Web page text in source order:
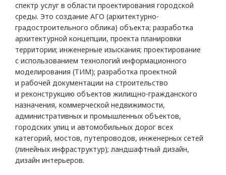
спектр услуг в области проектирования городской
среды. Это создание АГО (архитектурно-
градостроительного облика) объекта; разработка
архитектурной концепции, проекта планировки
территории; инженерные изыскания; проектирование
с использованием технологий информационного
моделирования (ТИM); разработка проектной
и рабочей документации на строительство
и реконструкцию объектов жилищно-гражданского
назначения, коммерческой недвижимости,
административных и промышленных объектов,
городских улиц и автомобильных дорог всех
категорий, мостов, путепроводов, инженерных сетей
(линейных инфраструктур); ландшафтный дизайн,
дизайн интерьеров.